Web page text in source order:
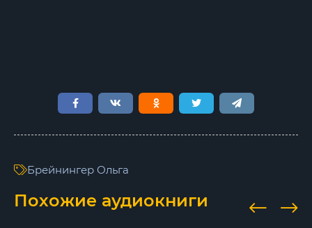
Брейнингер Ольга
Похожие аудиокниги